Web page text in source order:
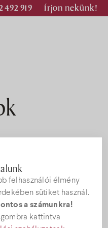
felhasználói élmény
sütiket használ.
a számunkra!
kattintva
492 919 Írjon nekünk!
Hagyomány
is szorosan együtt